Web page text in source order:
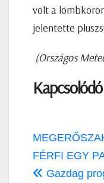
volt a
jelentette
(Országos
Bejegyzés
navigáció
FÉRFI EGY
Gazdag